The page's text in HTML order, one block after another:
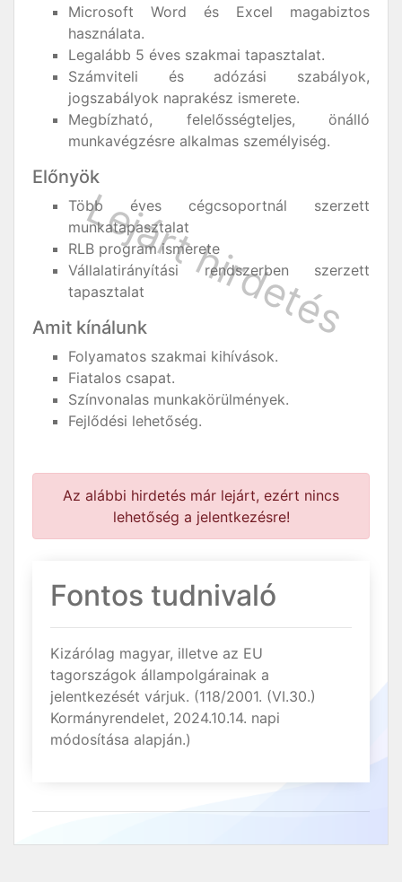
Microsoft Word és Excel magabiztos
használata.
Legalább 5 éves szakmai tapasztalat.
Számviteli és adózási szabályok,
jogszabályok naprakész ismerete.
Megbízható, felelősségteljes, önálló
munkavégzésre alkalmas személyiség.
Előnyök
Több éves cégcsoportnál szerzett
munkatapasztalat
RLB program ismerete
Vállalatirányítási rendszerben szerzett
tapasztalat
Amit kínálunk
Folyamatos szakmai kihívások.
Fiatalos csapat.
Színvonalas munkakörülmények.
Fejlődési lehetőség.
Az alábbi hirdetés már lejárt, ezért nincs
lehetőség a jelentkezésre!
Fontos tudnivaló
Kizárólag magyar, illetve az EU
tagországok állampolgárainak a
jelentkezését várjuk. (118/2001. (VI.30.)
Kormányrendelet, 2024.10.14. napi
módosítása alapján.)